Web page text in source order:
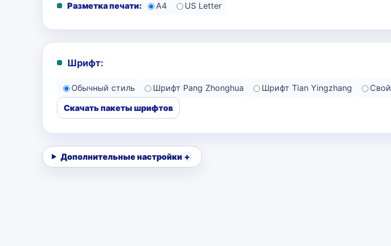
Разметка печати: A4 US Letter
Шрифт:
Обычный стиль Шрифт Pang Zhonghua Шрифт Tian Yingzhang
Свой
Скачать пакеты шрифтов
Дополнительные настройки